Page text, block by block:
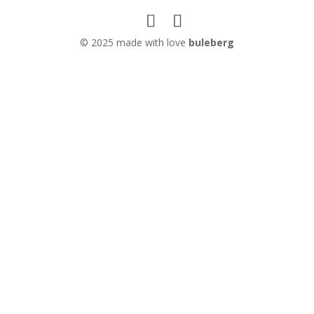
© 2025 made with love buleberg